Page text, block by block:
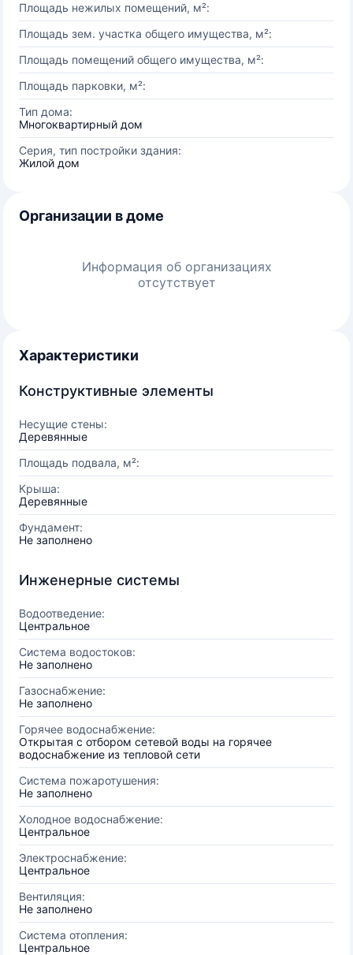
Площадь нежилых помещений, м²:
Площадь зем. участка общего имущества, м²:
Площадь помещений общего имущества, м²:
Площадь парковки, м²:
Тип дома:
Многоквартирный дом
Серия, тип постройки здания:
Жилой дом
Организации в доме
Информация об организациях
отсутствует
Характеристики
Конструктивные элементы
Несущие стены:
Деревянные
Площадь подвала, м²:
Крыша:
Деревянные
Фундамент:
Не заполнено
Инженерные системы
Водоотведение:
Центральное
Система водостоков:
Не заполнено
Газоснабжение:
Не заполнено
Горячее водоснабжение:
Открытая с отбором сетевой воды на горячее
водоснабжение из тепловой сети
Система пожаротушения:
Не заполнено
Холодное водоснабжение:
Центральное
Электроснабжение:
Центральное
Вентиляция:
Не заполнено
Система отопления:
Центральное